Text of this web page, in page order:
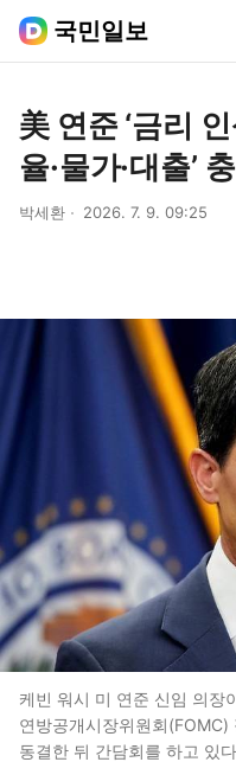
국민일보
美 연준 ‘금리
율·물가·대출’
박세환 2026. 7. 9. 09:25
케빈 워시 미 연준 신임 의장
연방공개시장위원회
동결한 뒤 간담회를 하고 있